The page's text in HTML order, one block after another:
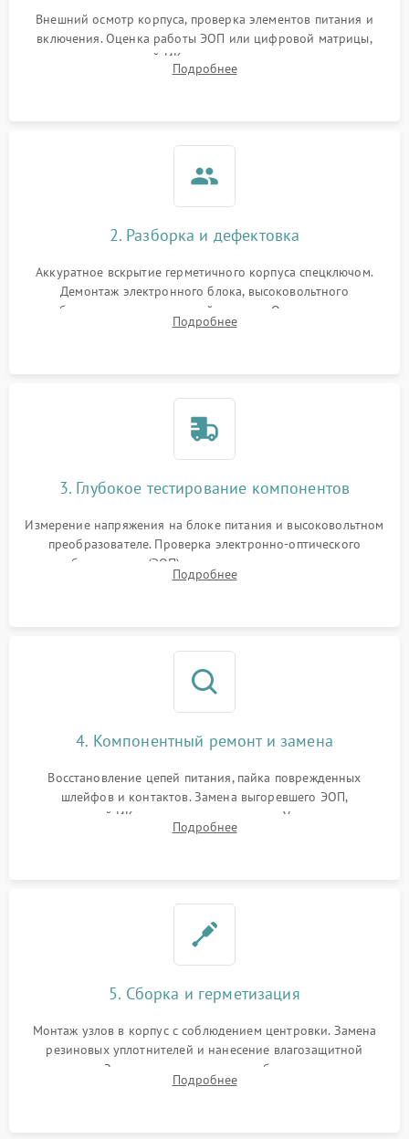
Внешний осмотр корпуса, проверка элементов питания и
включения. Оценка работы ЭОП или цифровой матрицы,
проверка встроенной ИК-подсветки и механизма выверки
прицельной сетки. Выявление видимых дефектов оптики и
Подробнее
2. Разборка и дефектовка
Аккуратное вскрытие герметичного корпуса спецключом.
Демонтаж электронного блока, высоковольтного
преобразователя и оптической системы. Осмотр контактов
на окисление и проверка целостности уплотнительных
Подробнее
3. Глубокое тестирование компонентов
Измерение напряжения на блоке питания и высоковольтном
преобразователе. Проверка электронно-оптического
преобразователя (ЭОП) на стенде на предмет эмиссии,
шумов и засветок. Диагностика микросхем цифровых
Подробнее
4. Компонентный ремонт и замена
Восстановление цепей питания, пайка поврежденных
шлейфов и контактов. Замена выгоревшего ЭОП,
неисправной ИК-подсветки или матрицы. Ультразвуковая
очистка плат и удаление загрязнений с линз объектива и
Подробнее
5. Сборка и герметизация
Монтаж узлов в корпус с соблюдением центровки. Замена
резиновых уплотнителей и нанесение влагозащитной
смазки. Заполнение внутреннего объема прицела
осушенным азотом для предотвращения запотевания оптики
Подробнее